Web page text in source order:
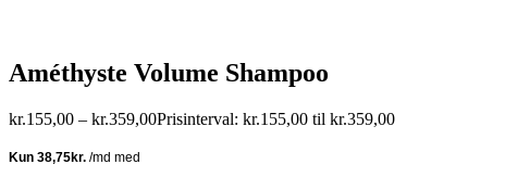
Améthyste Volume Shampoo
kr.155,00 – kr.359,00Prisinterval: kr.155,00 til kr.359,00